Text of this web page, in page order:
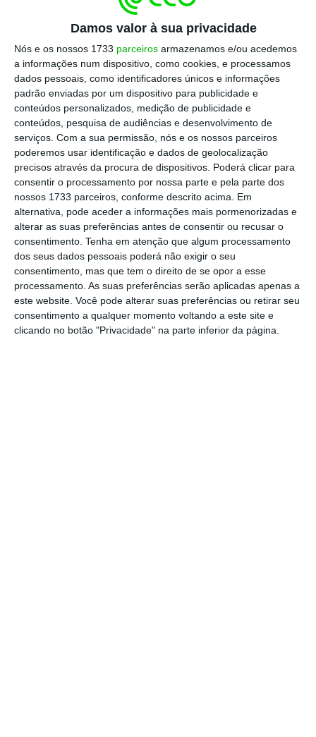
Damos valor à sua privacidade
Nós e os nossos 1733 parceiros armazenamos e/ou acedemos
a informações num dispositivo, como cookies, e processamos
dados pessoais, como identificadores únicos e informações
padrão enviadas por um dispositivo para publicidade e
conteúdos personalizados, medição de publicidade e
conteúdos, pesquisa de audiências e desenvolvimento de
serviços. Com a sua permissão, nós e os nossos parceiros
poderemos usar identificação e dados de geolocalização
precisos através da procura de dispositivos. Poderá clicar para
consentir o processamento por nossa parte e pela parte dos
nossos 1733 parceiros, conforme descrito acima. Em
alternativa, pode aceder a informações mais pormenorizadas e
alterar as suas preferências antes de consentir ou recusar o
consentimento. Tenha em atenção que algum processamento
dos seus dados pessoais poderá não exigir o seu
consentimento, mas que tem o direito de se opor a esse
processamento. As suas preferências serão aplicadas apenas a
este website. Você pode alterar suas preferências ou retirar seu
consentimento a qualquer momento voltando a este site e
clicando no botão "Privacidade" na parte inferior da página.
de uma empresa de serviços corporativos em
Malta, a Credence Corporate & Advisory
Services, e de uma versão melhorada do
registo comercial de Malta obtida pelo media
online The Black Sea, adianta o semanário
português.
Malta Files: portugueses entre os donos de 50 mil
empresas
Ler Mais
Na análise destes dados, que vão de 1965 até
ao final de 2016, os jornalistas do Expresso
descobriram que há 465 cidadãos
portugueses acionistas de empresas em
Malta. “Desses,381 são residentes em